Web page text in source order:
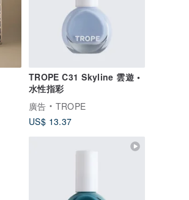
TROPE C31 Skyline 雲遊 •
水性指彩
廣告
TROPE
US$ 13.37